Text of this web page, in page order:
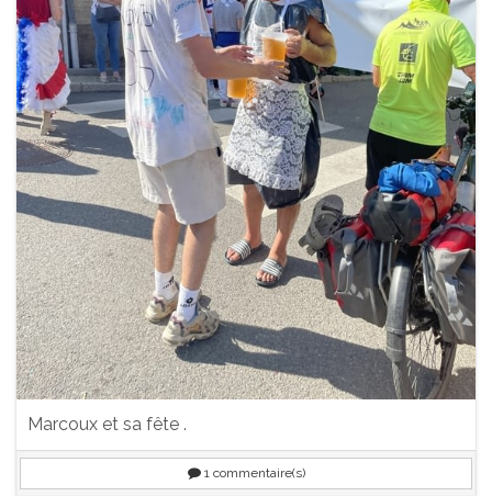
Marcoux et sa fête .
1 commentaire(s)